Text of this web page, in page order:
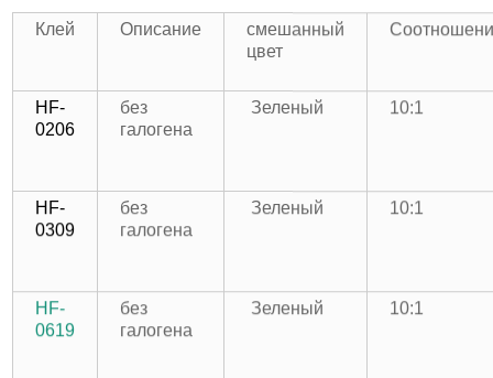
Клей Описание
смешанный
цвет
HF-
0206
без
галогена
Зеленый 10:1
HF-
0309
без
галогена
Зеленый 10:1
HF-
0619
без
галогена
Зеленый 10:1